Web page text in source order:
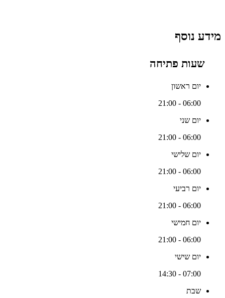
מידע נוסף
שעות פתיחה
יום ראשון
06:00 - 21:00
יום שני
06:00 - 21:00
יום שלישי
06:00 - 21:00
יום רביעי
06:00 - 21:00
יום חמישי
06:00 - 21:00
יום שישי
07:00 - 14:30
שבת